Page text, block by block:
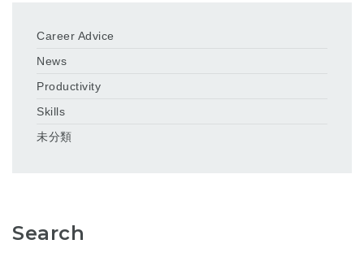
Career Advice
News
Productivity
Skills
未分類
Search